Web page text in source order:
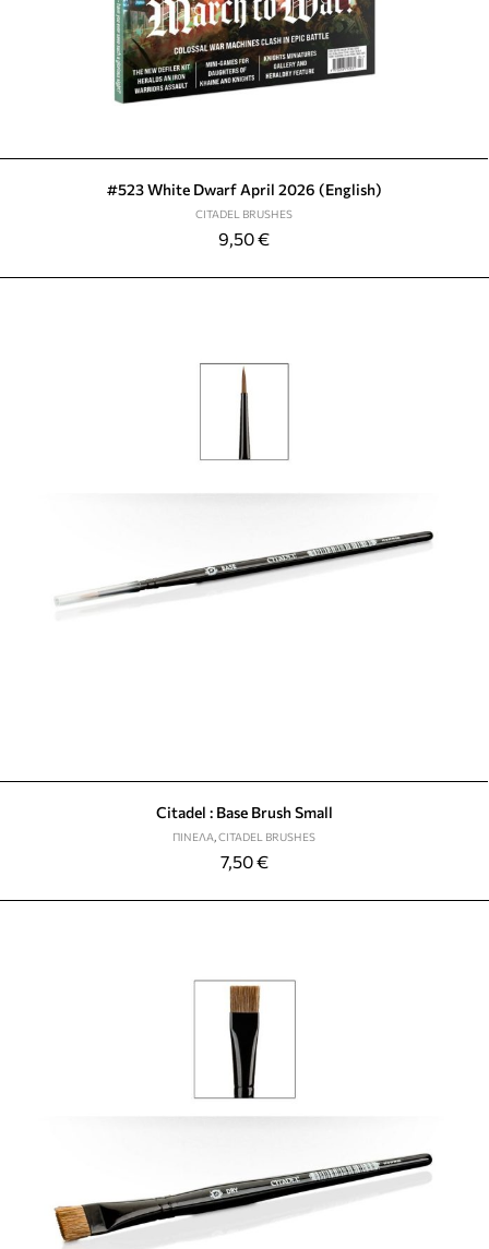
#523 White Dwarf April 2026 (English)
CITADEL BRUSHES
9,50€
Citadel : Base Brush Small
ΠΙΝΈΛΑ CITADEL BRUSHES
7,50€